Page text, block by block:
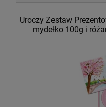
Uroczy Zestaw
mydełko 100g i